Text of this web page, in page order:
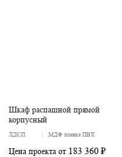
Шкаф распашной прямой
корпусный
ЛДСП МДФ пленка ПВХ
Цена проекта от 183 360 ₽